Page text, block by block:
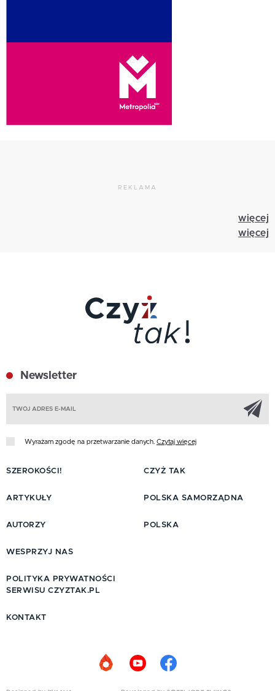
REKLAMA
więcej
więcej
Newsletter
Wyrażam zgodę na przetwarzanie danych. Czytaj więcej
SZEROKOŚCI!
ARTYKUŁY
AUTORZY
CZYŻ TAK
POLSKA SAMORZĄDNA
POLSKA
WESPRZYJ NAS
POLITYKA PRYWATNOŚCI
SERWISU CZYZTAK.PL
KONTAKT